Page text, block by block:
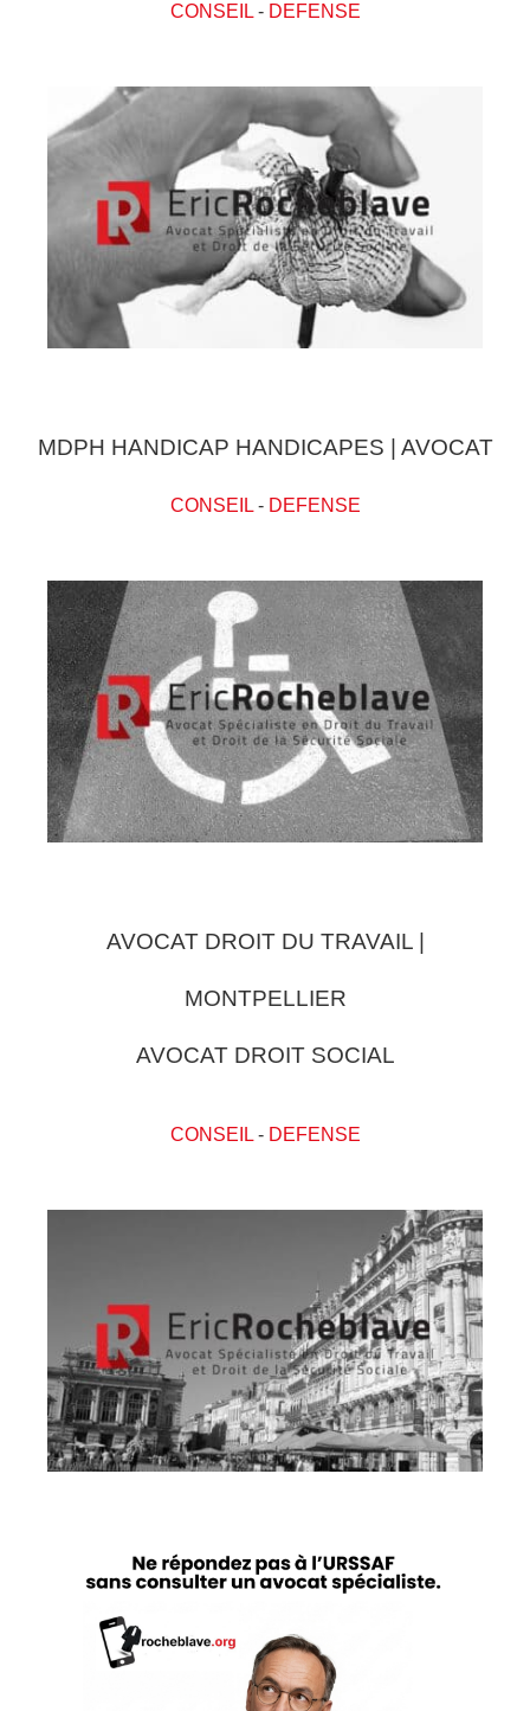
CONSEIL- DEFENSE
MDPH HANDICAP HANDICAPES | AVOCAT
CONSEIL- DEFENSE
AVOCAT DROIT DU TRAVAIL |
MONTPELLIER
AVOCAT DROIT SOCIAL
CONSEIL- DEFENSE